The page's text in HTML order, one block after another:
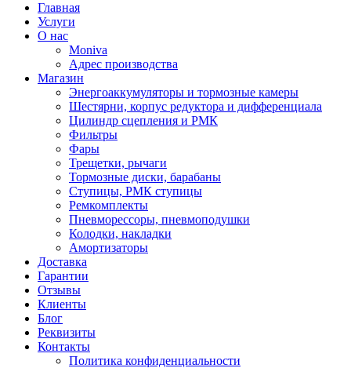
Главная
Услуги
О нас
Moniva
Адрес производства
Магазин
Энергоаккумуляторы и тормозные камеры
Шестярни, корпус редуктора и дифференциала
Цилиндр сцепления и РМК
Фильтры
Фары
Трещетки, рычаги
Тормозные диски, барабаны
Ступицы, РМК ступицы
Ремкомплекты
Пневморессоры, пневмоподушки
Колодки, накладки
Амортизаторы
Доставка
Гарантии
Отзывы
Клиенты
Блог
Реквизиты
Контакты
Политика конфиденциальности